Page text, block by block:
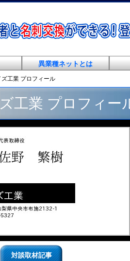
異業種ネットとは
ズ工業 プロフィール
工業 プロフィー
対談取材記事